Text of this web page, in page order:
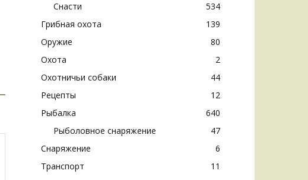
Снасти
534
Грибная охота
139
Оружие
80
Охота
2
Охотничьи собаки
44
Рецепты
12
Рыбалка
640
Рыболовное снаряжение
47
Снаряжение
6
Транспорт
11